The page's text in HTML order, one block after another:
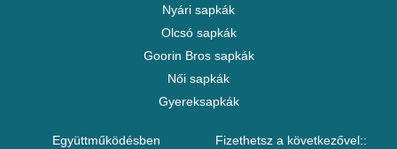
Nyári sapkák
Olcsó sapkák
Goorin Bros sapkák
Női sapkák
Gyereksapkák
Együttműködésben
Fizethetsz a következővel::